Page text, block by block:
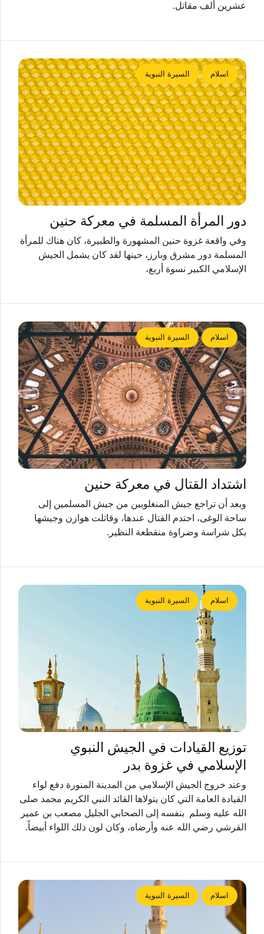
عشرين ألف مقاتل.
اسلام السيرة النبوية
دور المرأة المسلمة في معركة حنين
وفي واقعة غزوة حنين المشهورة والطبيرة، كان هناك للمرأة
المسلمة دور مشرق وبارز، حينها لقد كان يشمل الجيش
الإسلامي الكبير نسوة أربع،
اسلام السيرة النبوية
اشتداد القتال في معركة حنين
وبعد أن تراجع جيش المنغلوبين من جيش المسلمين إلى
ساحة الوغى، احتدم القتال عندها، وقاتلت هوازن وجيشها
بكل شراسة وضراوة منقطعة النظير.
اسلام السيرة النبوية
توزيع القيادات في الجيش النبوي
الإسلامي في غزوة بدر
وعند خروج الجيش الإسلامي من المدينة المنورة دفع لواء
القيادة العامة التي كان يتولاها القائد النبي الكريم محمد صلى
الله عليه وسلم بنفسه إلى الصحابي الجليل مصعب بن عمير
القرشي رضي الله عنه وأرضاه، وكان لون ذلك اللواء أبيضاً.
اسلام السيرة النبوية